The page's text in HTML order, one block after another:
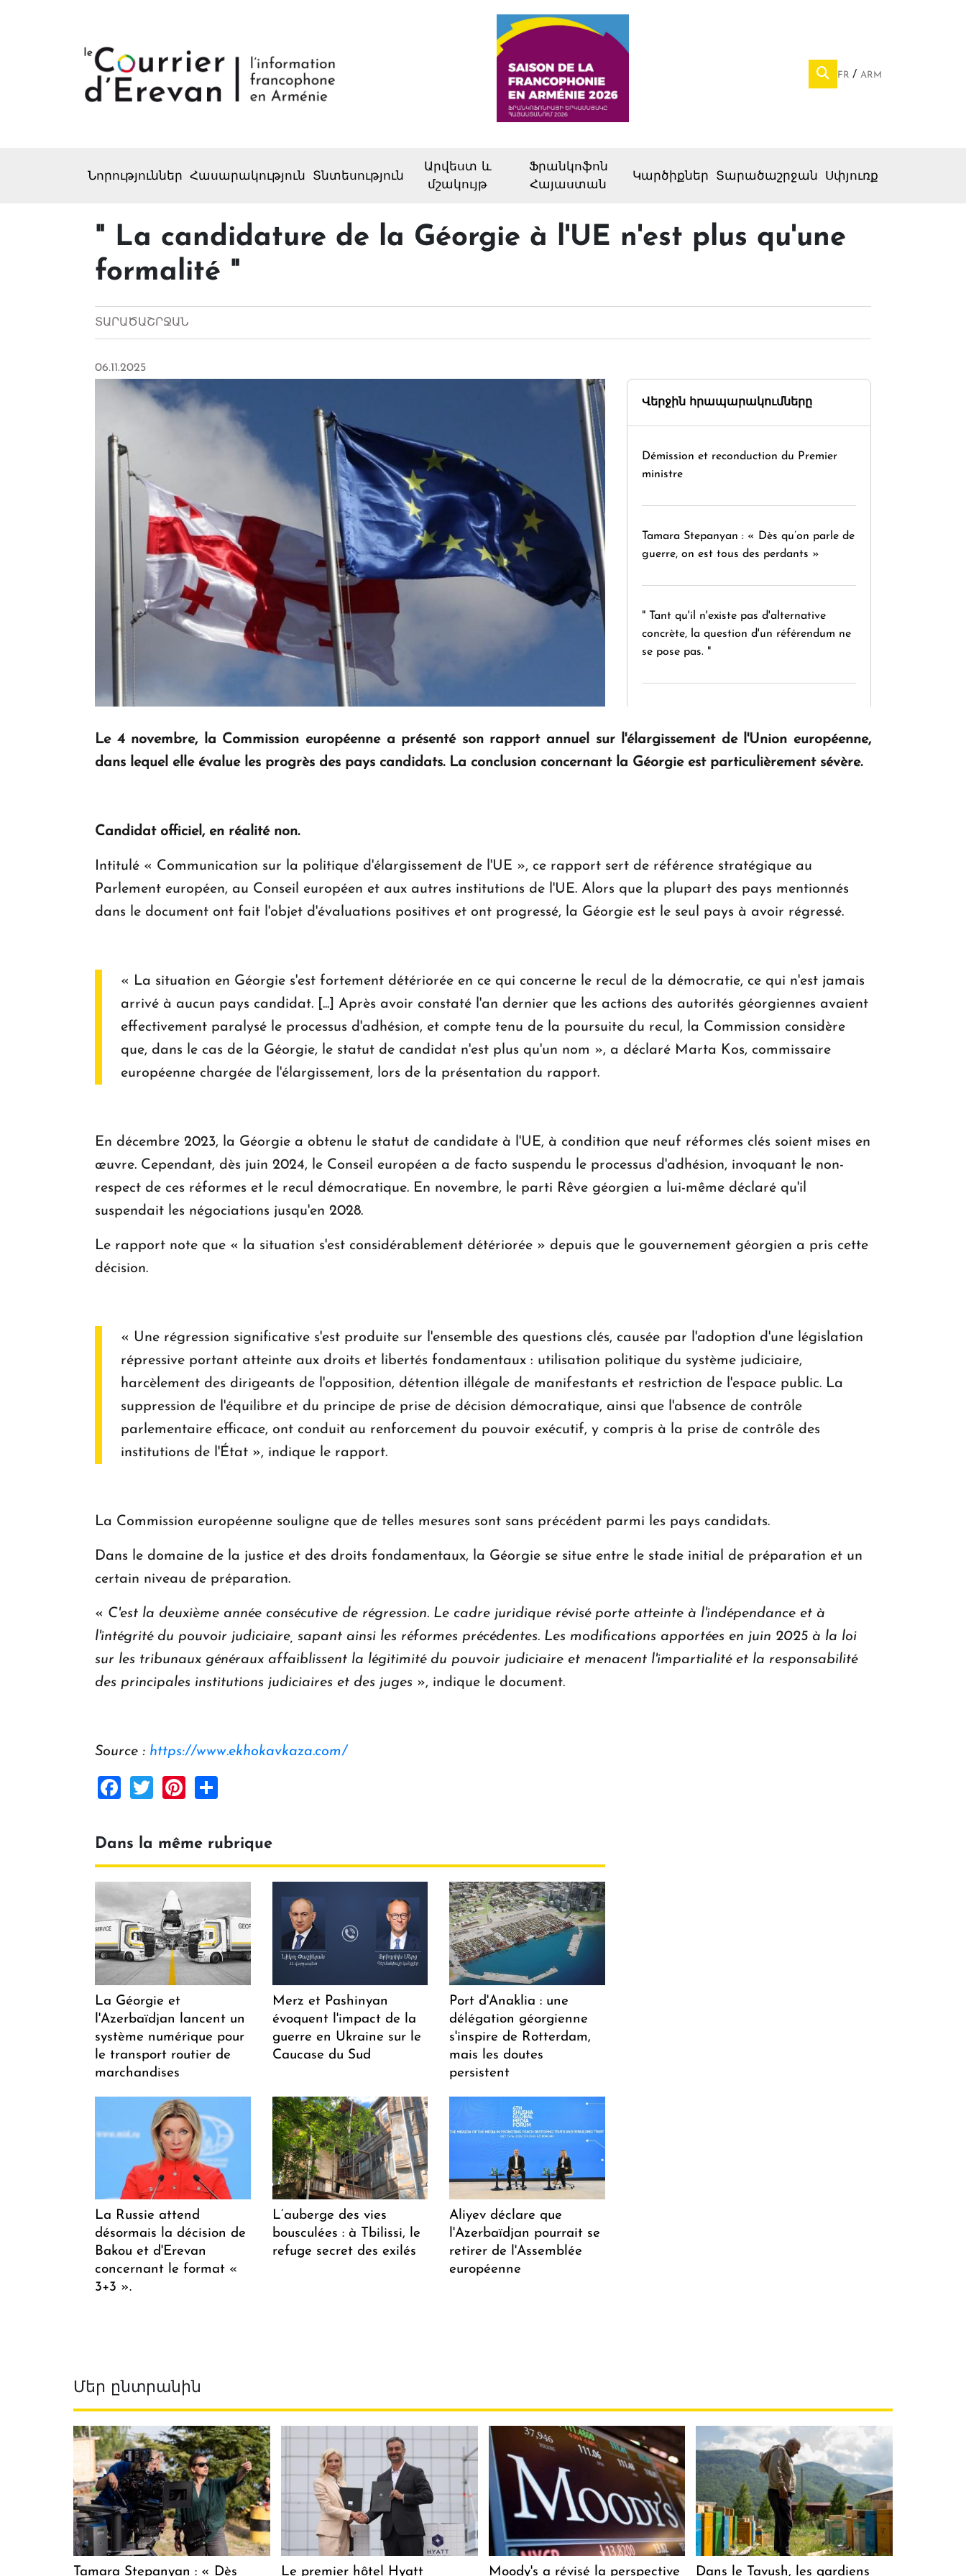
FR ARM
Նորություններ Հասարակություն Տնտեսություն
Արվեստ և
մշակույթ
Ֆրանկոֆոն
Հայաստան
Կարծիքներ Տարածաշրջան Սփյուռք
" La candidature de la Géorgie à l'UE n'est plus qu'une
formalité "
ՏԱՐԱԾԱՇՐՋԱՆ
06.11.2025
Վերջին հրապարակումները
Démission et reconduction du Premier
ministre
Tamara Stepanyan : « Dès qu’on parle de
guerre, on est tous des perdants »
" Tant qu'il n'existe pas d'alternative
concrète, la question d'un référendum ne
se pose pas. "
d'avenir en Arménie
Le 4 novembre, la Commission européenne a présenté son rapport annuel sur l'élargissement de l'Union européenne,
dans lequel elle évalue les progrès des pays candidats. La conclusion concernant la Géorgie est particulièrement sévère.
Candidat officiel, en réalité non.
Intitulé « Communication sur la politique d'élargissement de l'UE », ce rapport sert de référence stratégique au
Parlement européen, au Conseil européen et aux autres institutions de l'UE. Alors que la plupart des pays mentionnés
dans le document ont fait l'objet d'évaluations positives et ont progressé, la Géorgie est le seul pays à avoir régressé.
« La situation en Géorgie s'est fortement détériorée en ce qui concerne le recul de la démocratie, ce qui n'est jamais
arrivé à aucun pays candidat. [...] Après avoir constaté l'an dernier que les actions des autorités géorgiennes avaient
effectivement paralysé le processus d'adhésion, et compte tenu de la poursuite du recul, la Commission considère
que, dans le cas de la Géorgie, le statut de candidat n'est plus qu'un nom », a déclaré Marta Kos, commissaire
européenne chargée de l'élargissement, lors de la présentation du rapport.
En décembre 2023, la Géorgie a obtenu le statut de candidate à l'UE, à condition que neuf réformes clés soient mises en
œuvre. Cependant, dès juin 2024, le Conseil européen a de facto suspendu le processus d'adhésion, invoquant le non-
respect de ces réformes et le recul démocratique. En novembre, le parti Rêve géorgien a lui-même déclaré qu'il
suspendait les négociations jusqu'en 2028.
Le rapport note que « la situation s'est considérablement détériorée » depuis que le gouvernement géorgien a pris cette
décision.
« Une régression significative s'est produite sur l'ensemble des questions clés, causée par l'adoption d'une législation
répressive portant atteinte aux droits et libertés fondamentaux : utilisation politique du système judiciaire,
harcèlement des dirigeants de l'opposition, détention illégale de manifestants et restriction de l'espace public. La
suppression de l'équilibre et du principe de prise de décision démocratique, ainsi que l'absence de contrôle
parlementaire efficace, ont conduit au renforcement du pouvoir exécutif, y compris à la prise de contrôle des
institutions de l'État », indique le rapport.
La Commission européenne souligne que de telles mesures sont sans précédent parmi les pays candidats.
Dans le domaine de la justice et des droits fondamentaux, la Géorgie se situe entre le stade initial de préparation et un
certain niveau de préparation.
« C'est la deuxième année consécutive de régression. Le cadre juridique révisé porte atteinte à l'indépendance et à
l'intégrité du pouvoir judiciaire, sapant ainsi les réformes précédentes. Les modifications apportées en juin 2025 à la loi
sur les tribunaux généraux affaiblissent la légitimité du pouvoir judiciaire et menacent l'impartialité et la responsabilité
des principales institutions judiciaires et des juges », indique le document.
Source : https://www.ekhokavkaza.com/
Facebook
TwitterPinterest
Dans la même rubrique
La Géorgie et
l'Azerbaïdjan lancent un
système numérique pour
le transport routier de
marchandises
Merz et Pashinyan
évoquent l'impact de la
guerre en Ukraine sur le
Caucase du Sud
Port d'Anaklia : une
délégation géorgienne
s'inspire de Rotterdam,
mais les doutes
persistent
La Russie attend
désormais la décision de
Bakou et d'Erevan
concernant le format «
3+3 ».
L’auberge des vies
bousculées : à Tbilissi, le
refuge secret des exilés
Aliyev déclare que
l'Azerbaïdjan pourrait se
retirer de l'Assemblée
européenne
Մեր ընտրանին
Tamara Stepanyan : « Dès Le premier hôtel Hyatt Moody's a révisé la perspective Dans le Tavush, les gardiens